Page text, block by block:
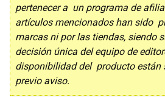
pertenecer a un programa de
artículos mencionados han sido
marcas ni por las tiendas, siendo
decisión única del equipo de
disponibilidad del producto están
previo aviso.